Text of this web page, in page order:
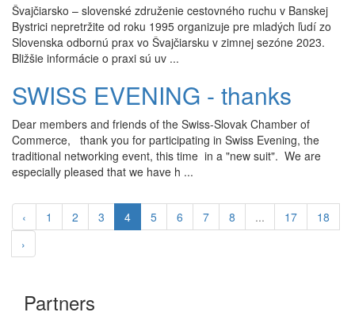
Švajčiarsko – slovenské združenie cestovného ruchu v Banskej
Bystrici nepretržite od roku 1995 organizuje pre mladých ľudí zo
Slovenska odbornú prax vo Švajčiarsku v zimnej sezóne 2023.
Bližšie informácie o praxi sú uv ...
SWISS EVENING - thanks
Dear members and friends of the Swiss-Slovak Chamber of
Commerce, thank you for participating in Swiss Evening, the
traditional networking event, this time in a "new suit". We are
especially pleased that we have h ...
‹ 1 2 3 4 5 6 7 8 ... 17
18
›
Partners